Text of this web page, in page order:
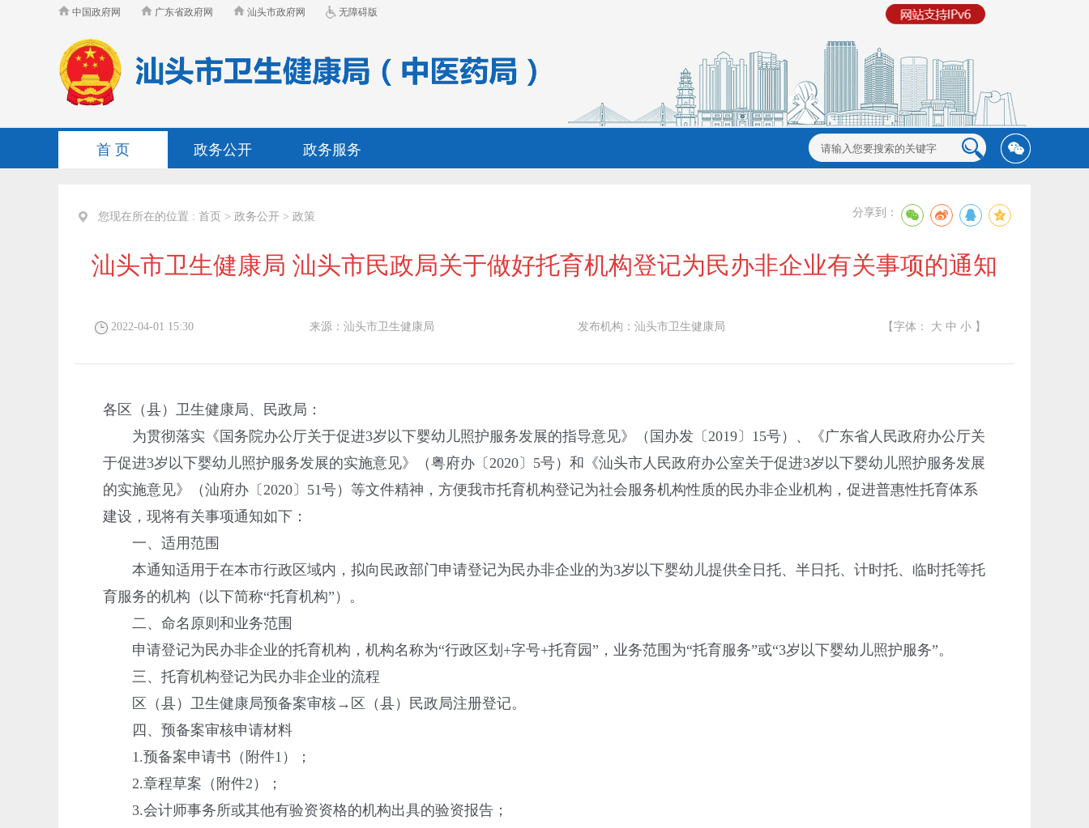
中国政府网 广东省政府网 汕头市政府网 无障碍版
首 页 政务公开 政务服务
您现在所在的位置 : 首页 > 政务公开 > 政策 分享到：
汕头市卫生健康局 汕头市民政局关于做好托育机构登记为民办非企业有关事项的通知
2022-04-01 15:30 来源： 汕头市卫生健康局 发布机构： 汕头市卫生健康局 【字体： 大 中小 】
各区（县）卫生健康局、民政局：
为贯彻落实《国务院办公厅关于促进3岁以下婴幼儿照护服务发展的指导意见》（国办发〔2019〕15号）、《广东省人民政府办公厅关
于促进3岁以下婴幼儿照护服务发展的实施意见》（粤府办〔2020〕5号）和《汕头市人民政府办公室关于促进3岁以下婴幼儿照护服务发展
的实施意见》（汕府办〔2020〕51号）等文件精神，方便我市托育机构登记为社会服务机构性质的民办非企业机构，促进普惠性托育体系
建设，现将有关事项通知如下：
一、适用范围
本通知适用于在本市行政区域内，拟向民政部门申请登记为民办非企业的为3岁以下婴幼儿提供全日托、半日托、计时托、临时托等托
育服务的机构（以下简称“托育机构”）。
二、命名原则和业务范围
申请登记为民办非企业的托育机构，机构名称为“行政区划+字号+托育园”，业务范围为“托育服务”或“3岁以下婴幼儿照护服务”。
三、托育机构登记为民办非企业的流程
区（县）卫生健康局预备案审核→区（县）民政局注册登记。
四、预备案审核申请材料
1.预备案申请书（附件1）；
2.章程草案（附件2）；
3.会计师事务所或其他有验资资格的机构出具的验资报告；